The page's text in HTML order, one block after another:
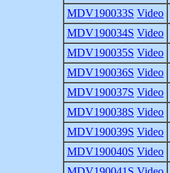
MDV190033S Video
MDV190034S Video
MDV190035S Video
MDV190036S Video
MDV190037S Video
MDV190038S Video
MDV190039S Video
MDV190040S Video